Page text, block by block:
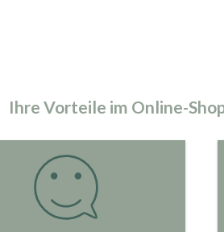
Ihre Vorteile im Online-